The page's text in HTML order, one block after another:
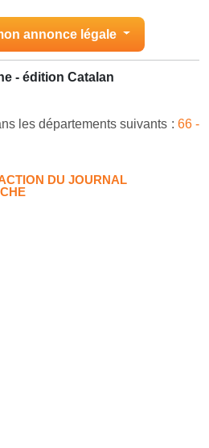
annonce légale
- édition Catalan
les départements suivants : 66 -
DU JOURNAL